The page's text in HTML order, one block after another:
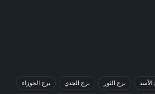
الأسد برج الثور برج الجدي برج الجوزاء